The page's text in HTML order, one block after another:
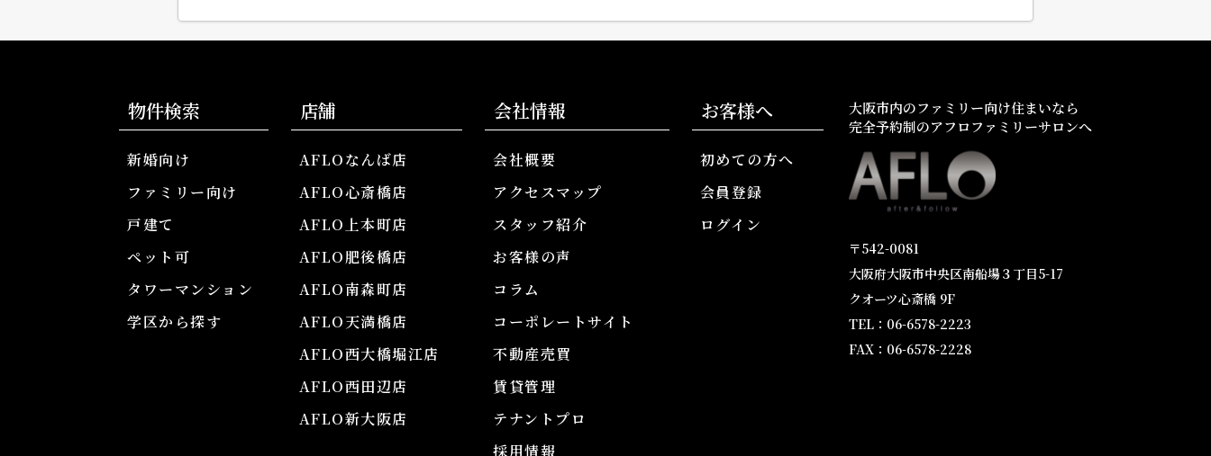
物件検索
新婚向け
ファミリー向け
戸建て
ペット可
タワーマンション
学区から探す
店舗
AFLOなんば店
AFLO心斎橋店
AFLO上本町店
AFLO肥後橋店
AFLO南森町店
AFLO天満橋店
AFLO西大橋堀江店
AFLO西田辺店
AFLO新大阪店
会社情報
会社概要
アクセスマップ
スタッフ紹介
お客様の声
コラム
コーポレートサイト
不動産売買
賃貸管理
テナントプロ
採用情報
お客様へ
初めての方へ
会員登録
ログイン
大阪市内のファミリー向け住まいなら
完全予約制のアフロファミリーサロンへ
〒542-0081
大阪府大阪市中央区南船場３丁目5-17
クオーツ心斎橋 9F
TEL：06-6578-2223
FAX：06-6578-2228